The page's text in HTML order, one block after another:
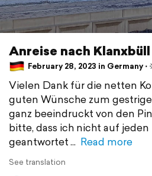
Anreise nach Klanxbüll
February 28, 2023 in Germany ⋅
Vielen Dank für die netten
guten Wünsche zum
ganz beeindruckt von den
bitte, dass ich nicht auf
geantwortet
Read more
See translation